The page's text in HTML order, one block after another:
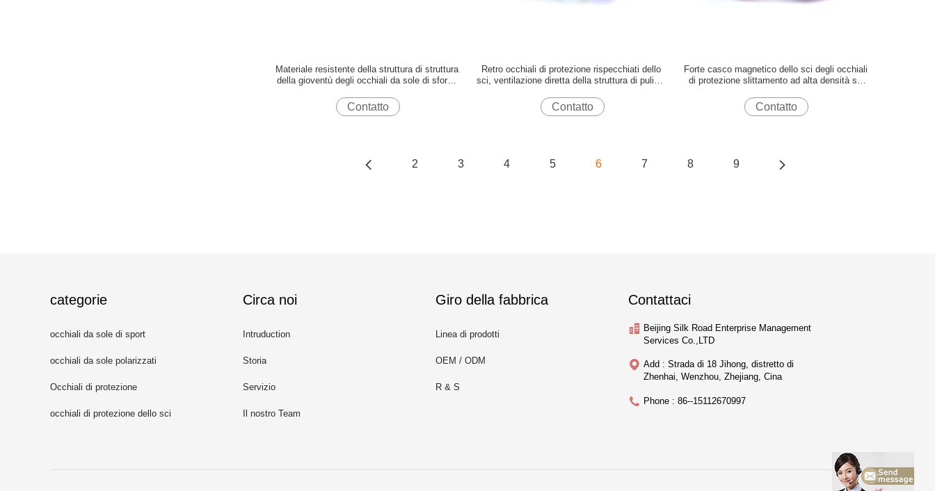
Materiale resistente della struttura di struttura
della gioventù degli occhiali da sole di sforzo
Contatto
Retro occhiali di protezione rispecchiati dello
sci, ventilazione diretta della struttura di pulizia
forma di cuore
Contatto
Forte casco magnetico dello sci degli occhiali
di protezione slittamento ad alta densità su
compatibile
Contatto
2 3 4 5 6 7 8 9
categorie
occhiali da sole di sport
occhiali da sole polarizzati
Occhiali di protezione
occhiali di protezione dello sci
Circa noi
Intruduction
Storia
Servizio
Il nostro Team
Giro della fabbrica
Linea di prodotti
OEM / ODM
R & S
Contattaci
Beijing Silk Road Enterprise Management
Services Co.,LTD
Add : Strada di 18 Jihong, distretto di
Zhenhai, Wenzhou, Zhejiang, Cina
Phone : 86--15112670997